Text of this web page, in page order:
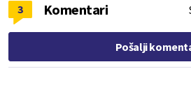
3 Komentari
Pošalji